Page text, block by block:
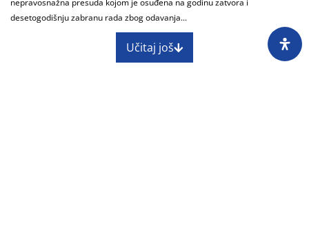
nepravosnažna presuda kojom je osuđena na godinu zatvora i
desetogodišnju zabranu rada zbog odavanja...
Učitaj još